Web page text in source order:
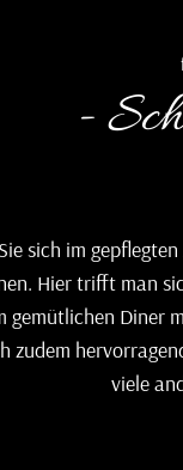
-
sich im
Hier trifft man
gemütlichen Diner
zudem
viele